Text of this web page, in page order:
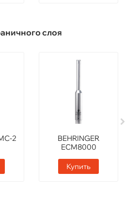
слоя
2
BEHRINGER
ECM8000
Купить